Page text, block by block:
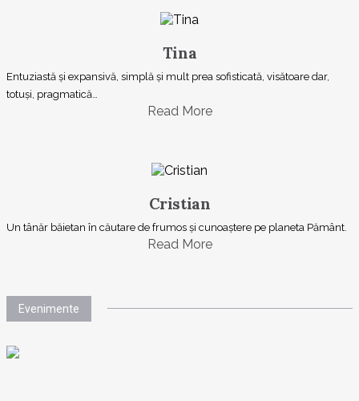
Tina
Entuziastă şi expansivă, simplă şi mult prea sofisticată, visătoare dar,
totuşi, pragmatică…
Read More
Cristian
Un tânăr băietan în căutare de frumos și cunoaștere pe planeta Pământ.
Read More
Evenimente